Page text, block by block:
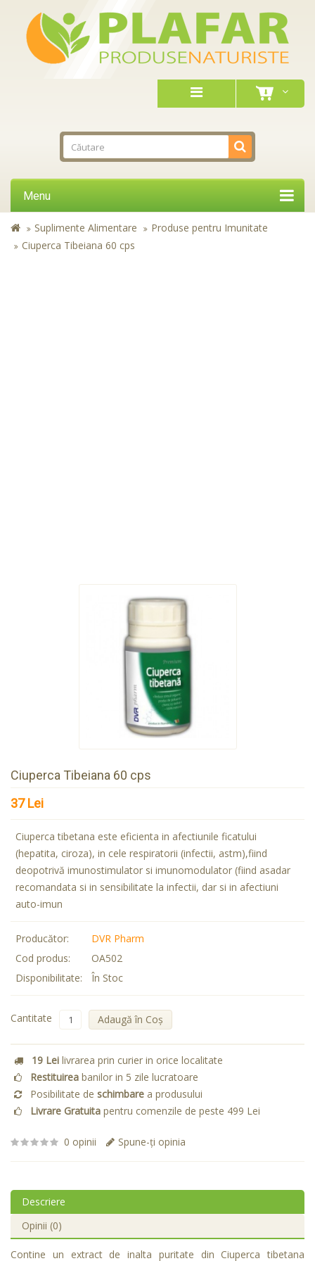
Menu
Suplimente Alimentare
Produse pentru Imunitate
Ciuperca Tibeiana 60 cps
Ciuperca Tibeiana 60 cps
37 Lei
Ciuperca tibetana este eficienta in afectiunile ficatului
(hepatita, ciroza), in cele respiratorii (infectii, astm),fiind
deopotrivă imunostimulator si imunomodulator (fiind asadar
recomandata si in sensibilitate la infectii, dar si in afectiuni
auto-imun
Producător:
DVR Pharm
Cod produs:
OA502
Disponibilitate:
În Stoc
Cantitate Adaugă în Coş
19 Lei livrarea prin curier in orice localitate
Restituirea banilor in 5 zile lucratoare
Posibilitate de schimbare a produsului
Livrare Gratuita pentru comenzile de peste 499 Lei
0 opinii Spune-ţi opinia
Descriere
Opinii (0)
Contine un extract de inalta puritate din Ciuperca tibetana